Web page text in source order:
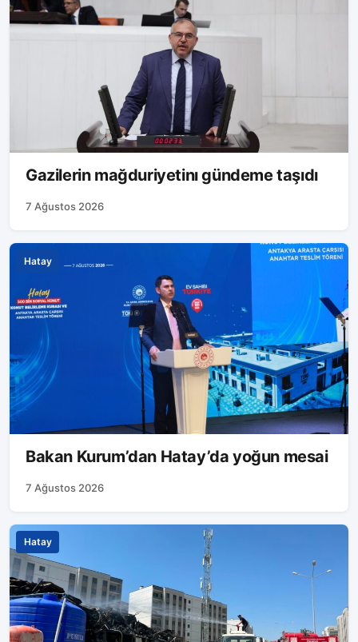
Gazilerin mağduriyetinı gündeme taşıdı
7 Ağustos 2026
Hatay
Bakan Kurum’dan Hatay’da yoğun mesai
7 Ağustos 2026
Hatay